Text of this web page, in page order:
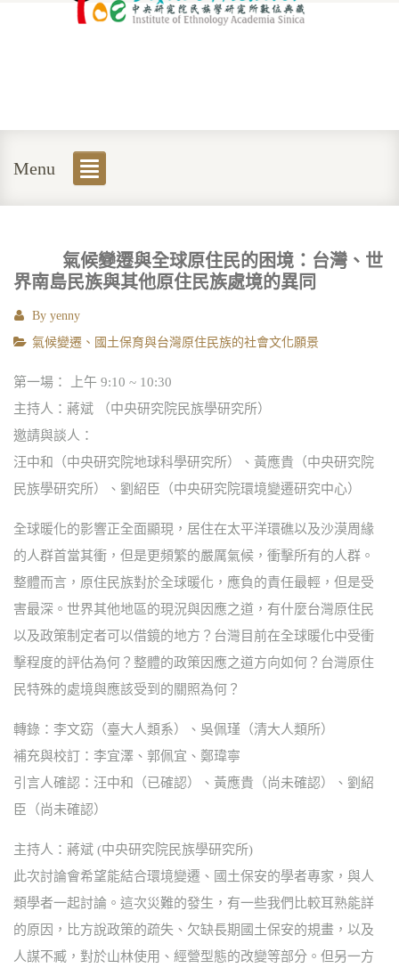
Menu
氣候變遷與全球原住民的困境：台灣、世
界南島民族與其他原住民族處境的異同
By yenny
氣候變遷、國土保育與台灣原住民族的社會文化願景
第一場： 上午 9:10 ~ 10:30
主持人：蔣斌 （中央研究院民族學研究所）
邀請與談人：
汪中和（中央研究院地球科學研究所）、黃應貴（中央研究院
民族學研究所）、劉紹臣（中央研究院環境變遷研究中心）
全球暖化的影響正全面顯現，居住在太平洋環礁以及沙漠周緣
的人群首當其衝，但是更頻繁的嚴厲氣候，衝擊所有的人群。
整體而言，原住民族對於全球暖化，應負的責任最輕，但是受
害最深。世界其他地區的現況與因應之道，有什麼台灣原住民
以及政策制定者可以借鏡的地方？台灣目前在全球暖化中受衝
擊程度的評估為何？整體的政策因應之道方向如何？台灣原住
民特殊的處境與應該受到的關照為何？
轉錄：李文窈（臺大人類系）、吳佩瑾（清大人類所）
補充與校訂：李宜澤、郭佩宜、鄭瑋寧
引言人確認：汪中和（已確認）、黃應貴（尚未確認）、劉紹
臣（尚未確認）
主持人：蔣斌 (中央研究院民族學研究所)
此次討論會希望能結合環境變遷、國土保安的學者專家，與人
類學者一起討論。這次災難的發生，有一些我們比較耳熟能詳
的原因，比方說政策的疏失、欠缺長期國土保安的規畫，以及
人謀不臧，對於山林使用、經營型態的改變等部分。但另一方